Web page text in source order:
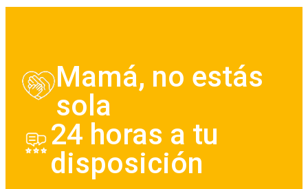
Mamá, no estás
sola
24 horas a tu
disposición